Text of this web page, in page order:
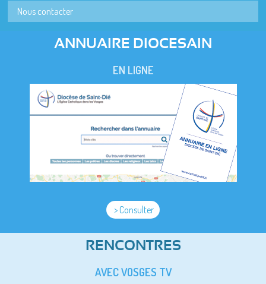
Nous contacter
ANNUAIRE DIOCESAIN
EN LIGNE
> Consulter
RENCONTRES
AVEC VOSGES TV